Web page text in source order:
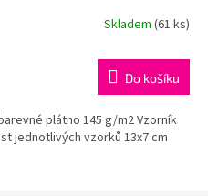
R
M
A
Skladem (61 ks)
Do košíku
plátno 145 g/m2 Vzorník
jednotlivých vzorků 13x7 cm